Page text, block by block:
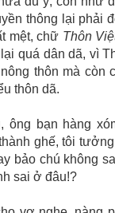
thông lại phải
mệt, chữ Thôn
quá dân dã, vì
thôn mà còn
thôn dã.
ông bạn hàng
ghế, tôi
bảo chú không
sai ở đâu!?